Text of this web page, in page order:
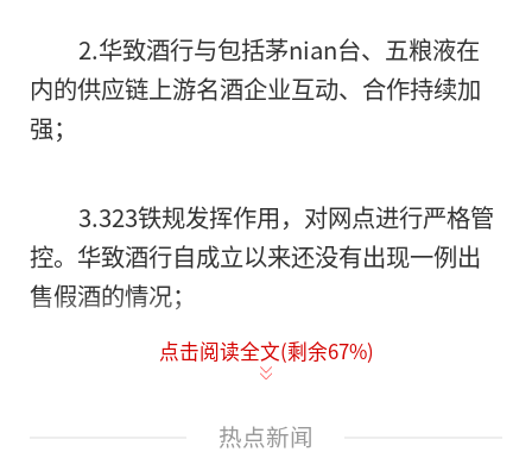
2.华致酒行与包括茅nian台、五粮液在
内的供应链上游名酒企业互动、合作持续加
强；
3.323铁规发挥作用，对网点进行严格管
控。华致酒行自成立以来还没有出现一例出
售假酒的情况；
4.产品越来越丰富，终端客户发展越来越
好。今后，全球的名酒找华致，就可以一站
点击阅读全文(剩余67%)
热点新闻